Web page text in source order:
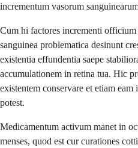
incrementum vasorum
Cum hi factores incrementi officium
sanguinea problematica desinunt
existentia effundentia saepe
accumulationem in retina tua. Hic
existentem conservare et etiam
potest.
Medicamentum activum manet in
menses, quod est cur curationes